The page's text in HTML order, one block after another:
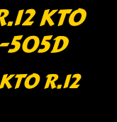
KTO
505D
R.12